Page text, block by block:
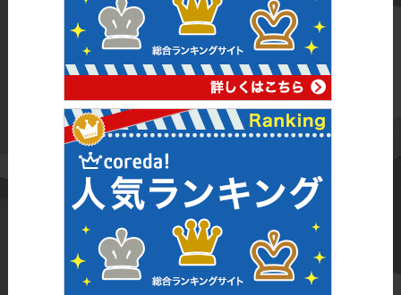
り、自身の信頼性を損なう可能性
があります。丁寧なコミュニケー
ションと礼儀を心掛けましょう。